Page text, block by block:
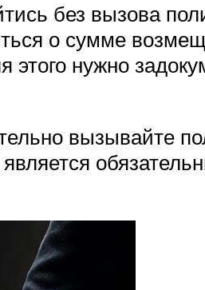
без вызова
о сумме
нужно
вызывайте